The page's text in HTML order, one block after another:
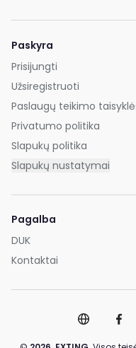
Paskyra
Prisijungti
Užsiregistruoti
Paslaugų teikimo
Privatumo politika
Slapukų politika
Slapukų nustatymai
Pagalba
DUK
Kontaktai